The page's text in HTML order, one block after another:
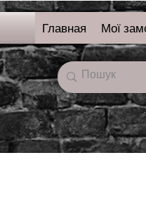
Главная Мої